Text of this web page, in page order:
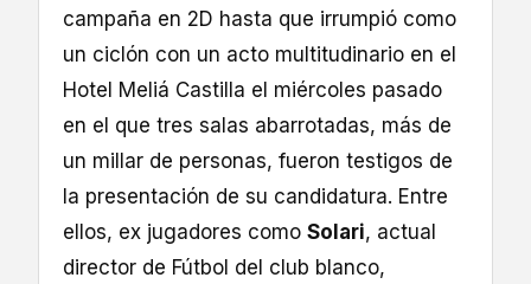
campaña en 2D hasta que irrumpió como
un ciclón con un acto multitudinario en el
Hotel Meliá Castilla el miércoles pasado
en el que tres salas abarrotadas, más de
un millar de personas, fueron testigos de
la presentación de su candidatura. Entre
ellos, ex jugadores como Solari, actual
director de Fútbol del club blanco,